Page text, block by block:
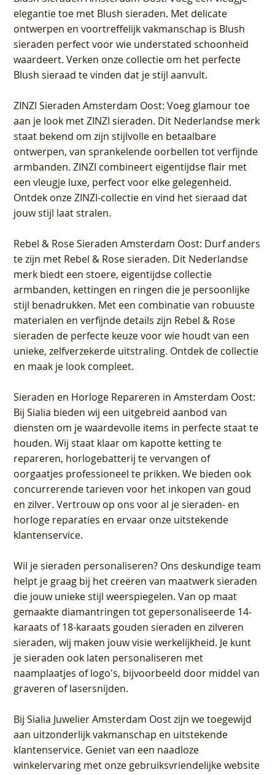
elegantie toe met Blush sieraden. Met delicate
ontwerpen en voortreffelijk vakmanschap is Blush
sieraden perfect voor wie understated schoonheid
waardeert. Verken onze collectie om het perfecte
Blush sieraad te vinden dat je stijl aanvult.
ZINZI Sieraden Amsterdam Oost: Voeg glamour toe
aan je look met ZINZI sieraden. Dit Nederlandse merk
staat bekend om zijn stijlvolle en betaalbare
ontwerpen, van sprankelende oorbellen tot verfijnde
armbanden. ZINZI combineert eigentijdse flair met
een vleugje luxe, perfect voor elke gelegenheid.
Ontdek onze ZINZI-collectie en vind het sieraad dat
jouw stijl laat stralen.
Rebel & Rose Sieraden Amsterdam Oost: Durf anders
te zijn met Rebel & Rose sieraden. Dit Nederlandse
merk biedt een stoere, eigentijdse collectie
armbanden, kettingen en ringen die je persoonlijke
stijl benadrukken. Met een combinatie van robuuste
materialen en verfijnde details zijn Rebel & Rose
sieraden de perfecte keuze voor wie houdt van een
unieke, zelfverzekerde uitstraling. Ontdek de collectie
en maak je look compleet.
Sieraden en Horloge Repareren in Amsterdam Oost:
Bij Sialia bieden wij een uitgebreid aanbod van
diensten om je waardevolle items in perfecte staat te
houden. Wij staat klaar om kapotte ketting te
repareren, horlogebatterij te vervangen of
oorgaatjes professioneel te prikken. We bieden ook
concurrerende tarieven voor het inkopen van goud
en zilver. Vertrouw op ons voor al je sieraden- en
horloge reparaties en ervaar onze uitstekende
klantenservice.
Wil je sieraden personaliseren? Ons deskundige team
helpt je graag bij het creëren van maatwerk sieraden
die jouw unieke stijl weerspiegelen. Van op maat
gemaakte diamantringen tot gepersonaliseerde 14-
karaats of 18-karaats gouden sieraden en zilveren
sieraden, wij maken jouw visie werkelijkheid. Je kunt
je sieraden ook laten personaliseren met
naamplaatjes of logo's, bijvoorbeeld door middel van
graveren of lasersnijden.
BijSialia Juwelier Amsterdam Oostzijn we toegewijd
aan uitzonderlijk vakmanschap en uitstekende
klantenservice. Geniet van een naadloze
winkelervaring met onze gebruiksvriendelijke website